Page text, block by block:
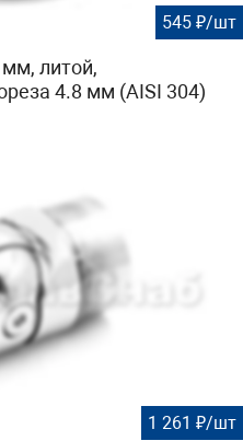
545 ₽/шт
литой,
4.8 мм (AISI 304)
1 261 ₽/шт